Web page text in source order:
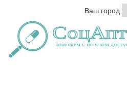
Ваш город